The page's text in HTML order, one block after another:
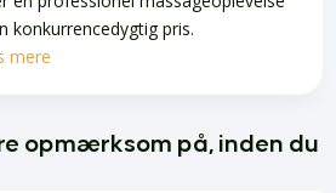
konkurrencedygtig pris.
mere
opmærksom på, inden du